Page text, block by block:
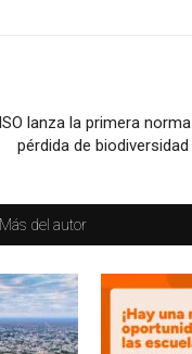
ISO lanza la primera
pérdida de
Más del autor